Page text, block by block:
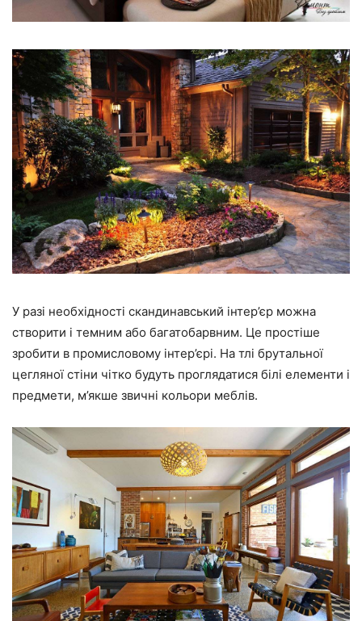
У разі необхідності скандинавський інтер’єр можна
створити і темним або багатобарвним. Це простіше
зробити в промисловому інтер’єрі. На тлі брутальної
цегляної стіни чітко будуть проглядатися білі елементи і
предмети, м’якше звичні кольори меблів.